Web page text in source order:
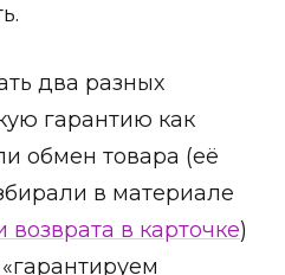
два разных
гарантию как
обмен товара (её
в материале
возврата в карточке)